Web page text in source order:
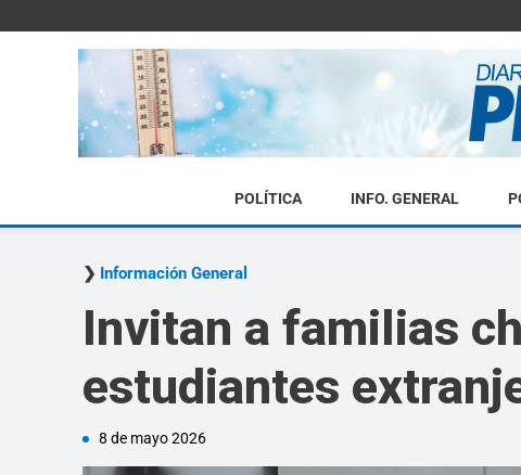
POLÍTICA INFO. GENERAL
Información General
Invitan a familias
estudiantes
8 de mayo 2026